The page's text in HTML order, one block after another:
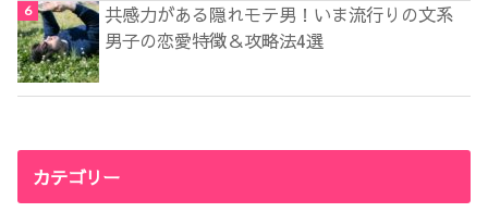
共感力がある隠れモテ男！いま流行りの文系
男子の恋愛特徴＆攻略法4選
カテゴリー